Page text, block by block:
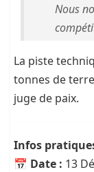
Nous
La piste
tonnes de
juge de paix.
Infos
📅 Date : 13